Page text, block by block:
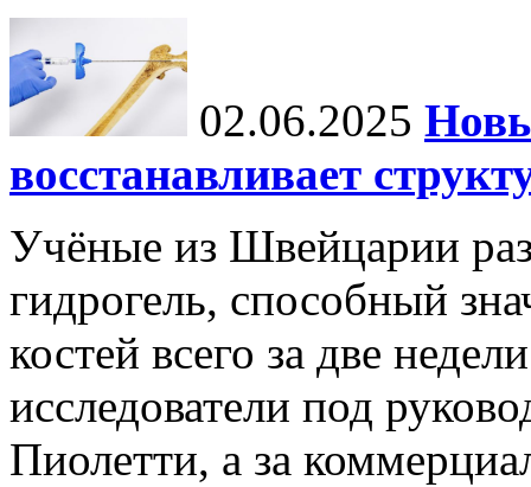
02.06.2025
восстанавливает
Учёные из Швейцарии
гидрогель, способный
костей всего за две
исследователи под
Пиолетти, а за